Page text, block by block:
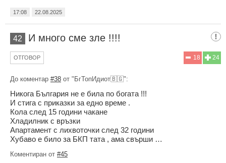
17:08 22.08.2025
42 И много сме зле !!!!
24
18
ОТГОВОР
До коментар #38 от "БгТопИдиот🇧🇬":
Никога България не е била по богата !!!
И стига с приказки за едно време .
Кола след 15 години чакане
Хладилник с връзки
Апартамент с лихвоточки след 32 години
Хубаво е било за БКП тата , ама свърши …
Коментиран от #45